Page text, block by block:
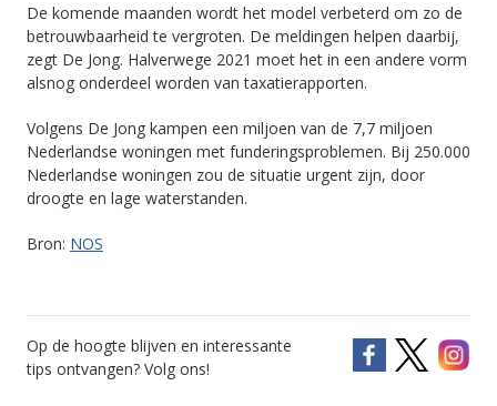
De komende maanden wordt het model verbeterd om zo de
betrouwbaarheid te vergroten. De meldingen helpen daarbij,
zegt De Jong. Halverwege 2021 moet het in een andere vorm
alsnog onderdeel worden van taxatierapporten.
Volgens De Jong kampen een miljoen van de 7,7 miljoen
Nederlandse woningen met funderingsproblemen. Bij 250.000
Nederlandse woningen zou de situatie urgent zijn, door
droogte en lage waterstanden.
Bron: NOS
Op de hoogte blijven en interessante
tips ontvangen? Volg ons!